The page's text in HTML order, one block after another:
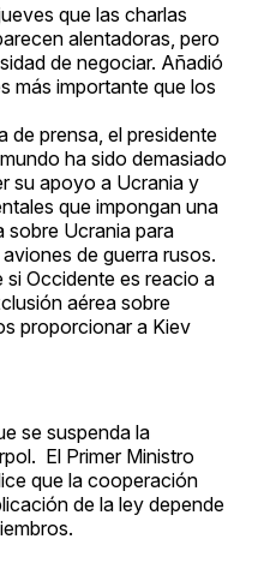
que las charlas
alentadoras, pero
de negociar. Añadió
más importante que los
de prensa, el presidente
ha sido demasiado
su apoyo a Ucrania y
que impongan una
sobre Ucrania para
de guerra rusos.
Occidente es reacio a
aérea sobre
proporcionar a Kiev
se suspenda la
El Primer Ministro
que la cooperación
de la ley depende